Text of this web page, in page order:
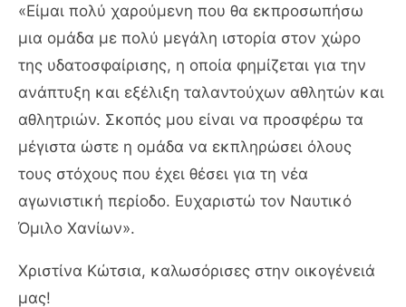
«Είμαι πολύ χαρούμενη που θα εκπροσωπήσω
μια ομάδα με πολύ μεγάλη ιστορία στον χώρο
της υδατοσφαίρισης, η οποία φημίζεται για την
ανάπτυξη και εξέλιξη ταλαντούχων αθλητών και
αθλητριών. Σκοπός μου είναι να προσφέρω τα
μέγιστα ώστε η ομάδα να εκπληρώσει όλους
τους στόχους που έχει θέσει για τη νέα
αγωνιστική περίοδο. Ευχαριστώ τον Ναυτικό
Όμιλο Χανίων».
Χριστίνα Κώτσια, καλωσόρισες στην οικογένειά
μας!